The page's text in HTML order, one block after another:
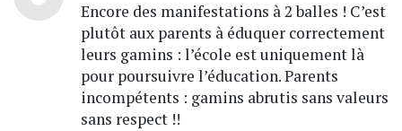
Encore des manifestations à 2 balles ! C’est
plutôt aux parents à éduquer correctement
leurs gamins : l’école est uniquement là
pour poursuivre l’éducation. Parents
incompétents : gamins abrutis sans valeurs
sans respect !!